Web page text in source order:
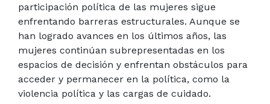
participación política de las mujeres sigue
enfrentando barreras estructurales. Aunque se
han logrado avances en los últimos años, las
mujeres continúan subrepresentadas en los
espacios de decisión y enfrentan obstáculos para
acceder y permanecer en la política, como la
violencia política y las cargas de cuidado.